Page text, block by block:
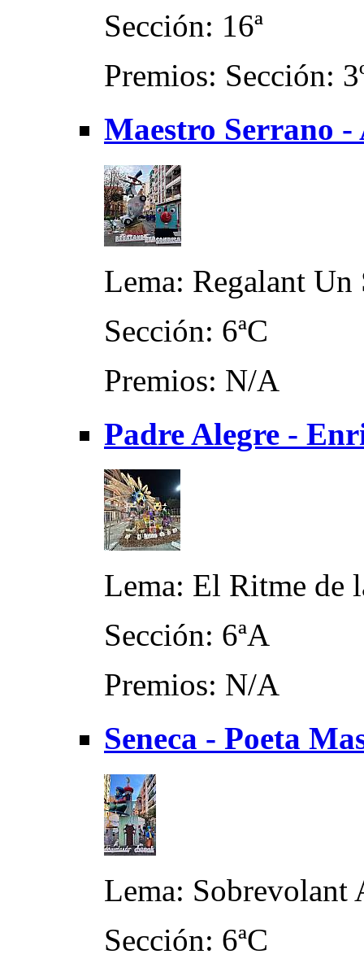
Sección: 16ª
Premios: Sección:
Maestro Serrano -
Lema: Regalant Un
Sección: 6ªC
Premios: N/A
Padre Alegre -
Lema: El Ritme de
Sección: 6ªA
Premios: N/A
Seneca - Poeta
Lema: Sobrevolant
Sección: 6ªC